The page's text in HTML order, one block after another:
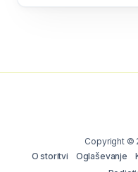
Copyright ©
O storitvi
Oglaševanje